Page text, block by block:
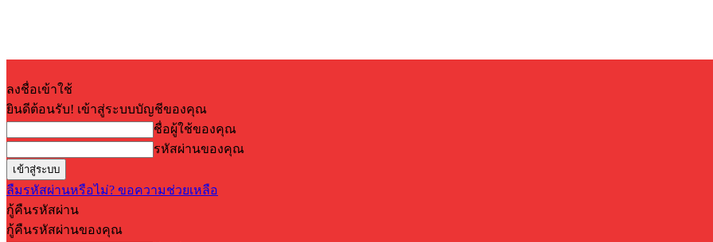
ลงชื่อเข้าใช้
ยินดีต้อนรับ! เข้าสู่ระบบบัญชีของคุณ
ชื่อผู้ใช้ของคุณ
รหัสผ่านของคุณ
ลืมรหัสผ่านหรือไม่? ขอความช่วยเหลือ
กู้คืนรหัสผ่าน
กู้คืนรหัสผ่านของคุณ